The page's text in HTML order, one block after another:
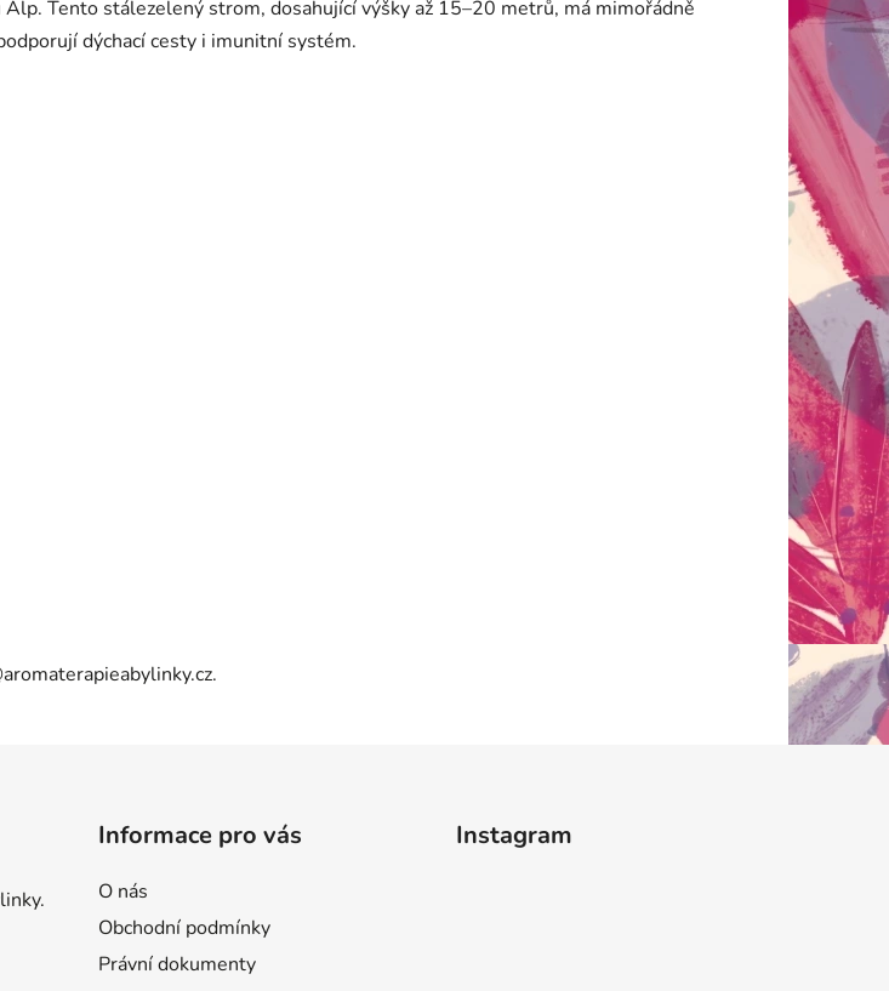
Tento stálezelený strom, dosahující výšky až 15–20 metrů, má mimořádně
dýchací cesty i imunitní systém.
.
Informace pro vás
O nás
Obchodní podmínky
Právní dokumenty
Instagram